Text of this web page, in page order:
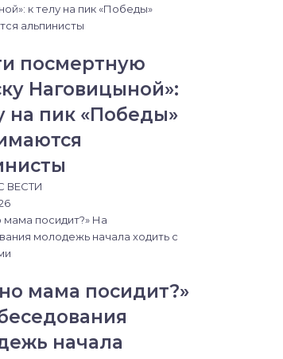
посмертную
Наговицыной»:
на пик «Победы»
ВЕСТИ
мама посидит?»
начала